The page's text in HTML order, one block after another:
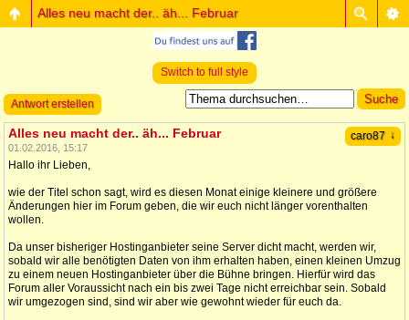
Alles neu macht der.. äh... Februar
Switch to full style
Antwort erstellen
caro87 ↓
Alles neu macht der.. äh... Februar
01.02.2016, 15:17
Hallo ihr Lieben,
wie der Titel schon sagt, wird es diesen Monat einige kleinere und größere
Änderungen hier im Forum geben, die wir euch nicht länger vorenthalten
wollen.
Da unser bisheriger Hostinganbieter seine Server dicht macht, werden wir,
sobald wir alle benötigten Daten von ihm erhalten haben, einen kleinen Umzug
zu einem neuen Hostinganbieter über die Bühne bringen. Hierfür wird das
Forum aller Voraussicht nach ein bis zwei Tage nicht erreichbar sein. Sobald
wir umgezogen sind, sind wir aber wie gewohnt wieder für euch da.